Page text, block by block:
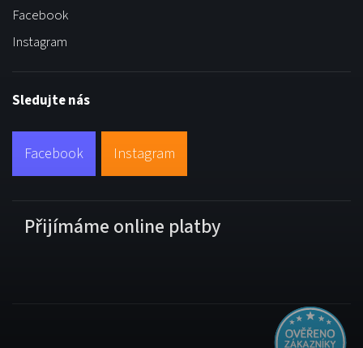
Facebook
Instagram
Sledujte nás
Facebook Instagram
Přijímáme online platby